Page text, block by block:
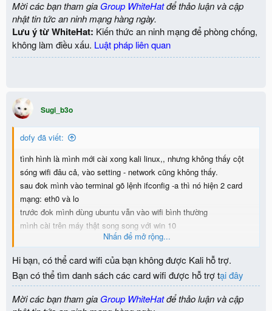
Mời các bạn tham gia Group WhiteHatđể thảo luận và cập
nhật tin tức an ninh mạng hàng ngày.
Lưu ý từ WhiteHat: Kiến thức an ninh mạng để phòng chống,
không làm điều xấu. Luật pháp liên quan
Sugi_b3o
dofy đã viết:
tình hình là mình mới cài xong kali linux,, nhưng không thấy cột
sóng wifi đâu cả, vào setting - network cũng không thấy.
sau đok mình vào terminal gõ lệnh ifconfig -a thì nó hiện 2 card
mạng: eth0 và lo
trước đok mình dùng ubuntu vẫn vào wifi bình thường
mình cài trên máy thật song song với win 10
được không? giúp mình với? cảm ơn nhiều!
Nhấn để mở rộng...
Hi bạn, có thể card wifi của bạn không được Kali hỗ trợ.
Bạn có thể tìm danh sách các card wifi được hỗ trợ tại đây
Mời các bạn tham gia Group WhiteHatđể thảo luận và cập